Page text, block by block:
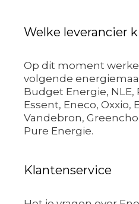
Welke leverancier
Op dit moment
volgende
Budget Energie, NLE,
Essent, Eneco, Oxxio,
Vandebron,
Pure Energie.
Klantenservice